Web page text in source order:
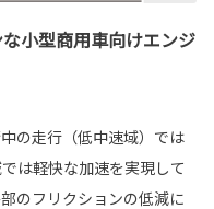
小型商用車向けエンジ
の走行（低中速域）では
は軽快な加速を実現して
のフリクションの低減に